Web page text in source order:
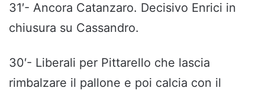
31′- Ancora Catanzaro. Decisivo Enrici in
chiusura su Cassandro.
30′- Liberali per Pittarello che lascia
rimbalzare il pallone e poi calcia con il